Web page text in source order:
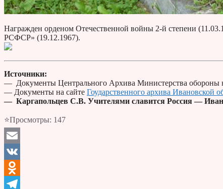
Награжден орденом Отечественной войны 2-й степени
РСФСР» (19.12.1967).
Источники:
— Документы Центрального Архива Министерства обороны
— Документы на сайте Гоударственного архива Ивановской
— Каргапольцев С.В. Учителями славится Россия —
⭐Просмотры: 147
Email
VK
Odnoklassniki